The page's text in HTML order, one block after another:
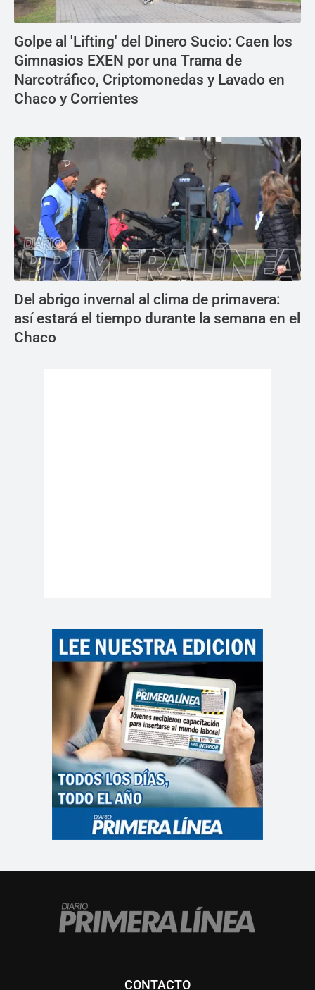
Golpe al 'Lifting' del Dinero Sucio: Caen los
Gimnasios EXEN por una Trama de
Narcotráfico, Criptomonedas y Lavado en
Chaco y Corrientes
Del abrigo invernal al clima de primavera:
así estará el tiempo durante la semana en el
Chaco
CONTACTO